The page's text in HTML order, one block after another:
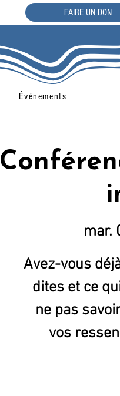
FAIRE UN DON
Événements
mar.
Avez-vous
dites et ce
ne pas
vos